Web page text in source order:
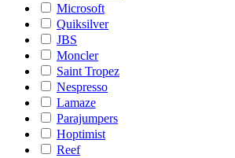
Microsoft
Quiksilver
JBS
Moncler
Saint Tropez
Nespresso
Lamaze
Parajumpers
Hoptimist
Reef